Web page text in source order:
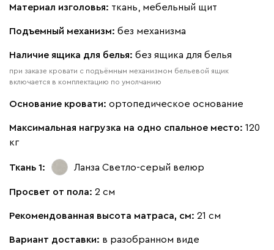
Букле
Альтеа 544 360
Бежевый Графит Молочный Серый
Материал изголовья: ткань, мебельный щит
Подъемный механизм: без механизма
Наличие ящика для белья: без ящика для белья
при заказе кровати с подъёмным механизмом бельевой ящик
включается в комплектацию по умолчанию
Основание кровати: ортопедическое основание
Максимальная нагрузка на одно спальное место: 120
кг
Ткань 1: Ланза Светло-серый велюр
Просвет от пола: 2 см
Рекомендованная высота матраса, см: 21 см
Вариант доставки: в разобранном виде